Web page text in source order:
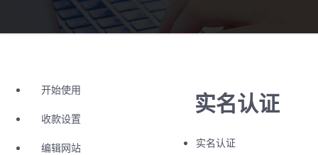
开始使用
收款设置
编辑网站
实名认证
实名认证